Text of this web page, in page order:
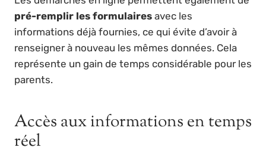
pré-remplir les formulaires avec les
informations déjà fournies, ce qui évite d’avoir à
renseigner à nouveau les mêmes données. Cela
représente un gain de temps considérable pour les
parents.
Accès aux informations en temps
réel